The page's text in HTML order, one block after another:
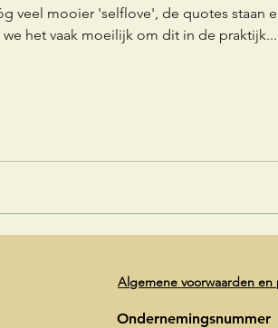
veel mooier 'selflove', de quotes staan
het vaak moeilijk om dit in de praktijk...
Algemene voorwaarden en
Ondernemingsnummer